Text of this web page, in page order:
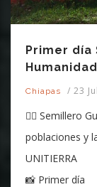
Primer
Chiapas / 23
✊🏽 Semillero
poblaciones y
UNITIERRA
📸 Primer día